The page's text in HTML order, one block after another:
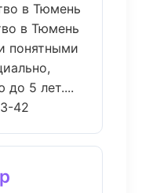
в Тюмень
в Тюмень
понятными
до 5 лет....
42